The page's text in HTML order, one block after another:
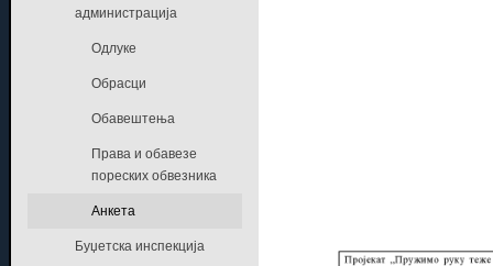
администрација
Одлуке
Обрасци
Обавештења
Права и обавезе
пореских обвезника
Анкета
Буџетска инспекција